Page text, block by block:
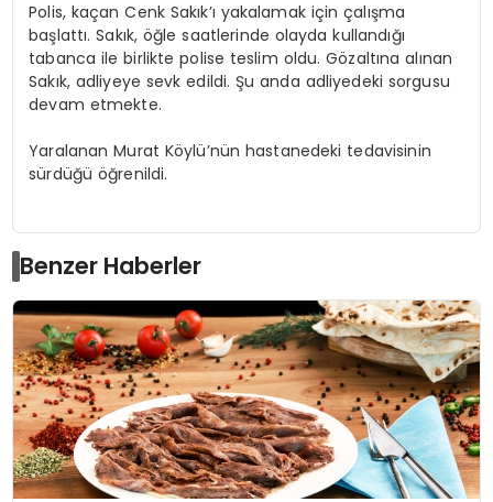
Polis, kaçan Cenk Sakık’ı yakalamak için çalışma
başlattı. Sakık, öğle saatlerinde olayda kullandığı
tabanca ile birlikte polise teslim oldu. Gözaltına alınan
Sakık, adliyeye sevk edildi. Şu anda adliyedeki sorgusu
devam etmekte.
Yaralanan Murat Köylü’nün hastanedeki tedavisinin
sürdüğü öğrenildi.
Benzer Haberler